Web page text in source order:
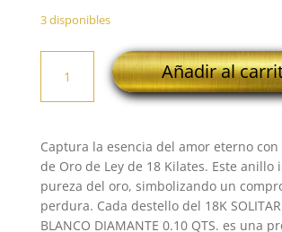
3 disponibles
SOLITARIO
ORO
DIAMANTE
0.10
cantidad
Añadir al
Captura la esencia del amor eterno
de Oro de Ley de 18 Kilates. Este anillo
pureza del oro, simbolizando un
perdura. Cada destello del 18K
BLANCO DIAMANTE 0.10 QTS. es una